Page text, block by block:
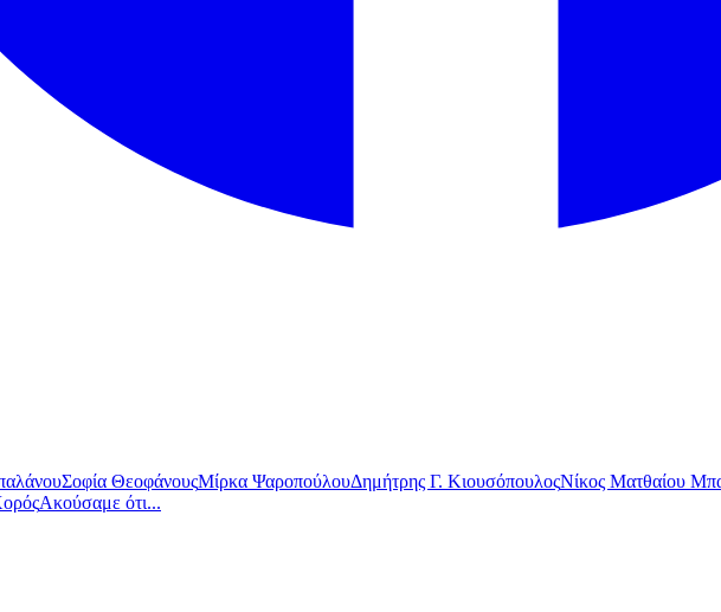
Σοφία ΘεοφάνουςΜίρκα ΨαροπούλουΔημήτρης Γ. ΚιουσόπουλοςΝίκος Ματθαίου
Ακούσαμε ότι...